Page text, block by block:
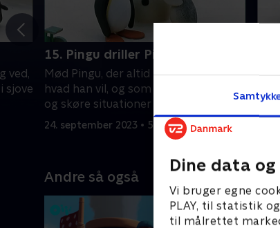
Dine data
Vi bruger egne
PLAY, til statistik
til målrettet
ved,
sjove
15. Pingu driller Pinga
Mød Pingu, der altid har travlt og ved,
hvad han vil, og som ofte ender i sjove
og skøre situationer
24. september 2023 • 5 min
og
Andre så også